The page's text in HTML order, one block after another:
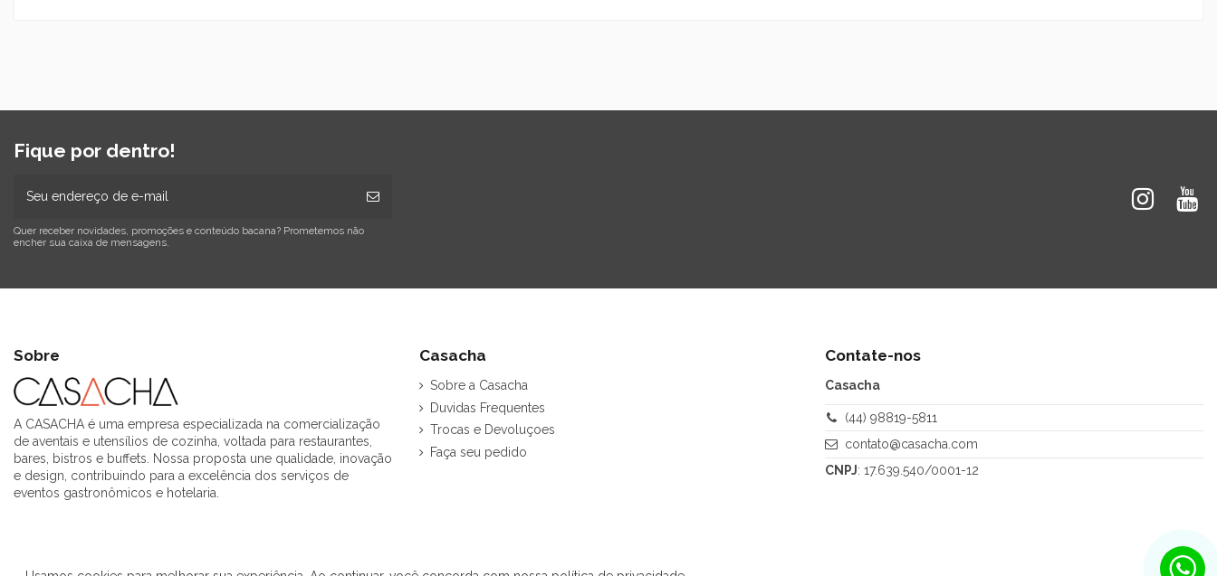
Fique por dentro!
Quer receber novidades, promoções e conteúdo bacana? Prometemos não
encher sua caixa de mensagens.
Sobre
A CASACHA é uma empresa especializada na comercialização
de aventais e utensílios de cozinha, voltada para restaurantes,
bares, bistros e buffets. Nossa proposta une qualidade, inovação
e design, contribuindo para a excelência dos serviços de
eventos gastronômicos e hotelaria.
Casacha
Sobre a Casacha
Duvidas Frequentes
Trocas e Devoluçoes
Faça seu pedido
Contate-nos
Casacha
(44) 98819-5811
contato@casacha.com
CNPJ: 17.639.540/0001-12